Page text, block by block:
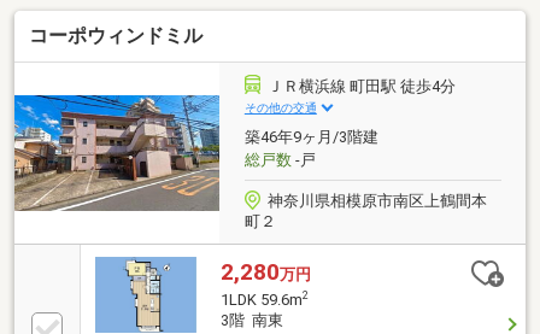
（審査条件有り）も利用可能たくさんのお客様からの
お言葉に感謝してこれからも楽しく素敵なお家探しを
お約束します。お家探しを始めてみようと思われたら
まずは、お気軽に東宝ハウス町田に相談してみません
か？何も決まっていなくて大丈夫！まずはお客様の夢
をお聞かせください！お問合せをお待ちしております
☆☆
コーポウィンドミル
ＪＲ横浜線 町田駅 徒歩4分
その他の交通
築46年9ヶ月/3階建
総戸数-戸
神奈川県相模原市南区上鶴間本
町２
2,280万円
1LDK 59.6m2
3階 南東